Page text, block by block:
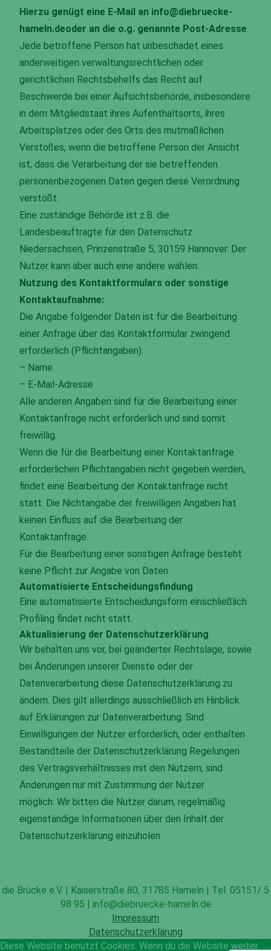
Hierzu genügt eine E-Mail an info@diebruecke-
hameln.deoder an die o.g. genannte Post-Adresse.
Jede betroffene Person hat unbeschadet eines
anderweitigen verwaltungsrechtlichen oder
gerichtlichen Rechtsbehelfs das Recht auf
Beschwerde bei einer Aufsichtsbehörde, insbesondere
in dem Mitgliedstaat ihres Aufenthaltsorts, ihres
Arbeitsplatzes oder des Orts des mutmaßlichen
Verstoßes, wenn die betroffene Person der Ansicht
ist, dass die Verarbeitung der sie betreffenden
personenbezogenen Daten gegen diese Verordnung
verstößt.
Eine zuständige Behörde ist z.B. die
Landesbeauftragte für den Datenschutz
Niedersachsen, Prinzenstraße 5, 30159 Hannover. Der
Nutzer kann aber auch eine andere wählen.
Nutzung des Kontaktformulars oder sonstige
Kontaktaufnahme:
Die Angabe folgender Daten ist für die Bearbeitung
einer Anfrage über das Kontaktformular zwingend
erforderlich (Pflichtangaben):
– Name
– E-Mail-Adresse
Alle anderen Angaben sind für die Bearbeitung einer
Kontaktanfrage nicht erforderlich und sind somit
freiwillig.
Wenn die für die Bearbeitung einer Kontaktanfrage
erforderlichen Pflichtangaben nicht gegeben werden,
findet eine Bearbeitung der Kontaktanfrage nicht
statt. Die Nichtangabe der freiwilligen Angaben hat
keinen Einfluss auf die Bearbeitung der
Kontaktanfrage.
Für die Bearbeitung einer sonstigen Anfrage besteht
keine Pflicht zur Angabe von Daten.
Automatisierte Entscheidungsfindung
Eine automatisierte Entscheidungsform einschließlich
Profiling findet nicht statt.
Aktualisierung der Datenschutzerklärung
Wir behalten uns vor, bei geänderter Rechtslage, sowie
bei Änderungen unserer Dienste oder der
Datenverarbeitung diese Datenschutzerklärung zu
ändern. Dies gilt allerdings ausschließlich im Hinblick
auf Erklärungen zur Datenverarbeitung. Sind
Einwilligungen der Nutzer erforderlich, oder enthalten
Bestandteile der Datenschutzerklärung Regelungen
des Vertragsverhältnisses mit den Nutzern, sind
Änderungen nur mit Zustimmung der Nutzer
möglich. Wir bitten die Nutzer darum, regelmäßig
eigenständige Informationen über den Inhalt der
Datenschutzerklärung einzuholen
die Brücke e.V. | Kaiserstraße 80, 31785 Hameln | Tel. 05151/ 5
98 95 | info@diebruecke-hameln.de
Impressum
Datenschutzerklärung
Diese Website benutzt Cookies. Wenn du die Website weiter